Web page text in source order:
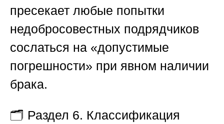
пресекает любые попытки
недобросовестных подрядчиков
сослаться на «допустимые
погрешности» при явном наличии
брака.
🗂️ Раздел 6. Классификация